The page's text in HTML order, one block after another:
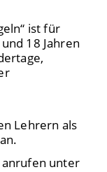
ist für
18 Jahren
Lehrern als
unter